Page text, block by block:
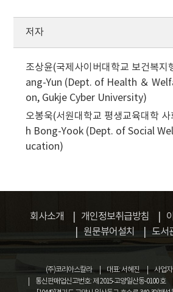
저자
조상윤(국제사이버대학교 보건복지
ang-Yun (Dept. of Health ＆
on, Gukje Cyber University)
오봉욱(서원대학교 평생교육대학
h Bong-Yook (Dept. of Social
ucation)
회사소개 개인정보취급방침
원문뷰어설치
도서
(주)코리아스칼라 대표: 서혜진
사업자
통신판매업신고번호: 제 2015-고양일산동-0100 호